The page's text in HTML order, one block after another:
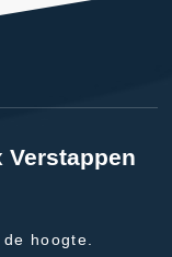
Verstappen
hoogte.